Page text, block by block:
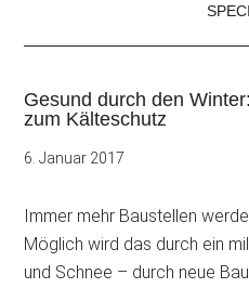
Gesund durch den
zum Kälteschutz
6. Januar 2017
Immer mehr Baustellen
Möglich wird das durch ein
und Schnee – durch neue